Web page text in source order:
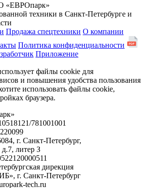
«ЕВРОпарк»
техники в Санкт-Петербурге и
Продажа спецтехники О компании
Политика конфиденциальности
Приложение
файлы cookie для
и повышения удобства пользования
использовать файлы cookie,
браузера.
781001001
г. Санкт-Петербург,
д.7, литер З
дирекция
г. Санкт-Петербург
tech.ru